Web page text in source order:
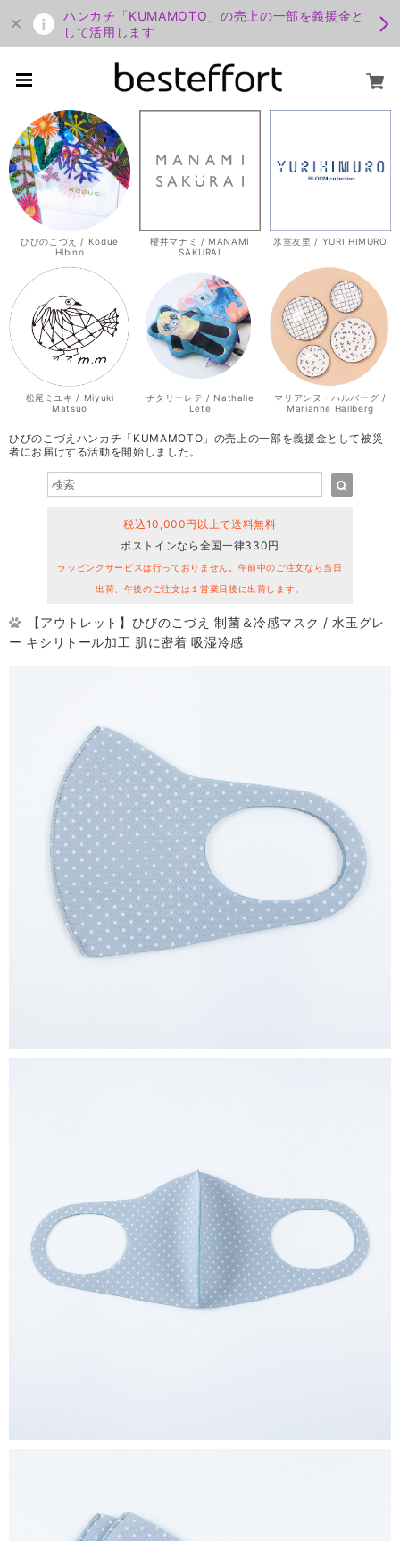
ハンカチ「KUMAMOTO」の売上の一部を義援金と
して活用します
ひびのこづえ / Kodue
Hibino
櫻井マナミ / MANAMI
SAKURAI
氷室友里 / YURI HIMURO
松尾ミユキ / Miyuki
Matsuo
ナタリーレテ / Nathalie
Lete
マリアンヌ・ハルバーグ /
Marianne Hallberg
ひびのこづえハンカチ「KUMAMOTO」の売上の一部を義援金として被災
者にお届けする活動を開始しました。
税込10,000円以上で送料無料
ポストインなら全国一律330円
ラッピングサービスは行っておりません。午前中のご注文なら当日
出荷、午後のご注文は１営業日後に出荷します。
【アウトレット】ひびのこづえ 制菌＆冷感マスク / 水玉グレ
ー キシリトール加工 肌に密着 吸湿冷感